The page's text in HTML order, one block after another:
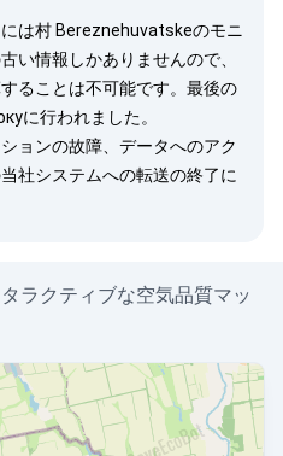
は村 Bereznehuvatskeのモニ
い情報しかありませんので、
ることは不可能です。最後の
に行われました。
ョンの故障、データへのアク
社システムへの転送の終了に
ラクティブな空気品質マッ